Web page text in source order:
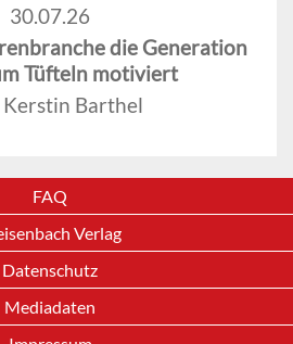
30.07.26
die Generation
Tüfteln motiviert
Barthel
FAQ
Verlag
Datenschutz
Mediadaten